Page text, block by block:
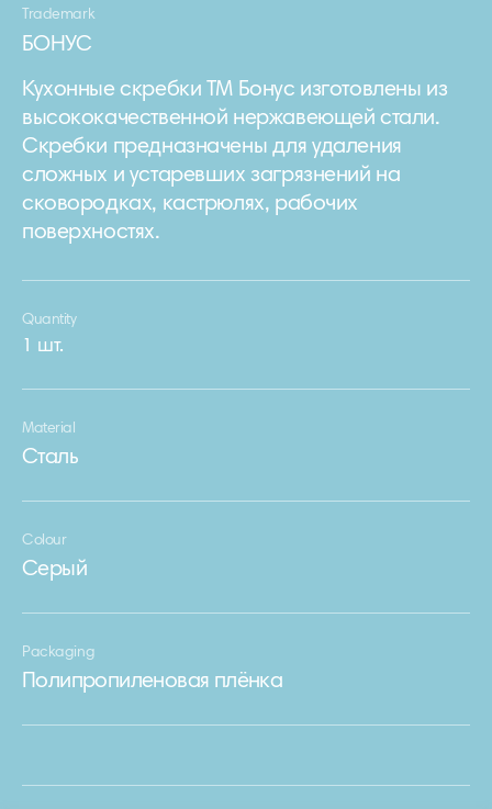
Trademark
БОНУС
Кухонные скребки ТМ Бонус изготовлены из
высококачественной нержавеющей стали.
Скребки предназначены для удаления
сложных и устаревших загрязнений на
сковородках, кастрюлях, рабочих
поверхностях.
Quantity
1 шт.
Material
Сталь
Colour
Серый
Packaging
Полипропиленовая плёнка